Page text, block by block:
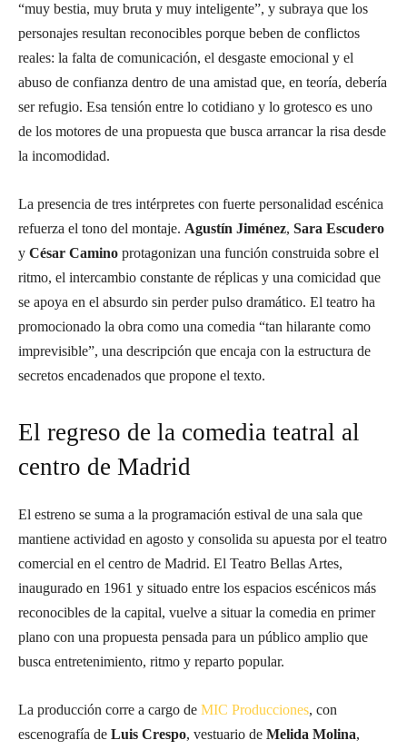
“muy bestia, muy bruta y muy inteligente”, y subraya que los
personajes resultan reconocibles porque beben de conflictos
reales: la falta de comunicación, el desgaste emocional y el
abuso de confianza dentro de una amistad que, en teoría, debería
ser refugio. Esa tensión entre lo cotidiano y lo grotesco es uno
de los motores de una propuesta que busca arrancar la risa desde
la incomodidad.
La presencia de tres intérpretes con fuerte personalidad escénica
refuerza el tono del montaje. Agustín Jiménez, Sara Escudero
y César Camino protagonizan una función construida sobre el
ritmo, el intercambio constante de réplicas y una comicidad que
se apoya en el absurdo sin perder pulso dramático. El teatro ha
promocionado la obra como una comedia “tan hilarante como
imprevisible”, una descripción que encaja con la estructura de
secretos encadenados que propone el texto.
El regreso de la comedia teatral al
centro de Madrid
El estreno se suma a la programación estival de una sala que
mantiene actividad en agosto y consolida su apuesta por el teatro
comercial en el centro de Madrid. El Teatro Bellas Artes,
inaugurado en 1961 y situado entre los espacios escénicos más
reconocibles de la capital, vuelve a situar la comedia en primer
plano con una propuesta pensada para un público amplio que
busca entretenimiento, ritmo y reparto popular.
La producción corre a cargo de MIC Producciones, con
escenografía de Luis Crespo, vestuario de Melida Molina,